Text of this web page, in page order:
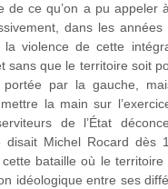
de ce qu’on a pu appeler
dans les
violence de cette
sans que le territoire soit
portée par la gauche,
la main sur
de l’État
disait Michel Rocard
bataille où le
idéologique entre ses